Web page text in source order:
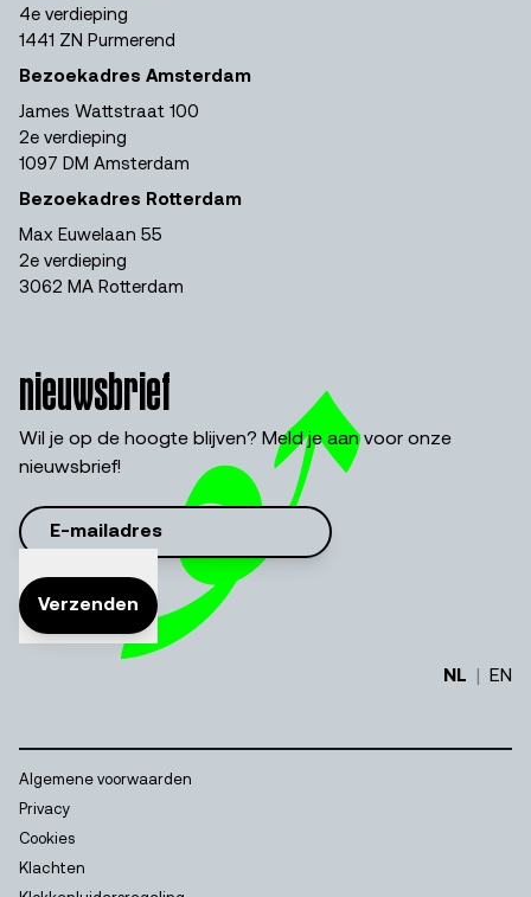
4e verdieping
1441 ZN Purmerend
Bezoekadres Amsterdam
James Wattstraat 100
2e verdieping
1097 DM Amsterdam
Bezoekadres Rotterdam
Max Euwelaan 55
2e verdieping
3062 MA Rotterdam
nieuwsbrief
Wil je op de hoogte blijven? Meld je aan voor onze
nieuwsbrief!
Verzenden
NL EN
Algemene voorwaarden
Privacy
Cookies
Klachten